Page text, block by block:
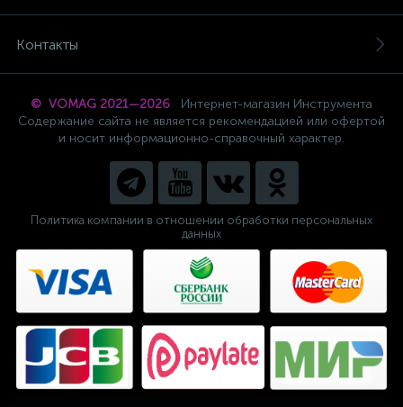
Контакты
© VOMAG 2021—2026
Интернет-магазин Инструмента
Содержание сайта не является рекомендацией или офертой
и носит информационно-справочный характер.
Политика компании в отношении обработки персональных
данных